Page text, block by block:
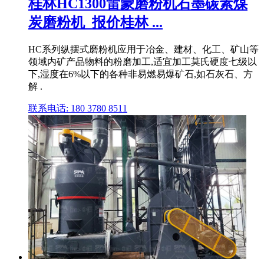
桂林HC1300雷蒙磨粉机石墨碳素煤
炭磨粉机_报价桂林 ...
HC系列纵摆式磨粉机应用于冶金、建材、化工、矿山等
领域内矿产品物料的粉磨加工,适宜加工莫氏硬度七级以
下,湿度在6%以下的各种非易燃易爆矿石,如石灰石、方
解 .
联系电话: 180 3780 8511